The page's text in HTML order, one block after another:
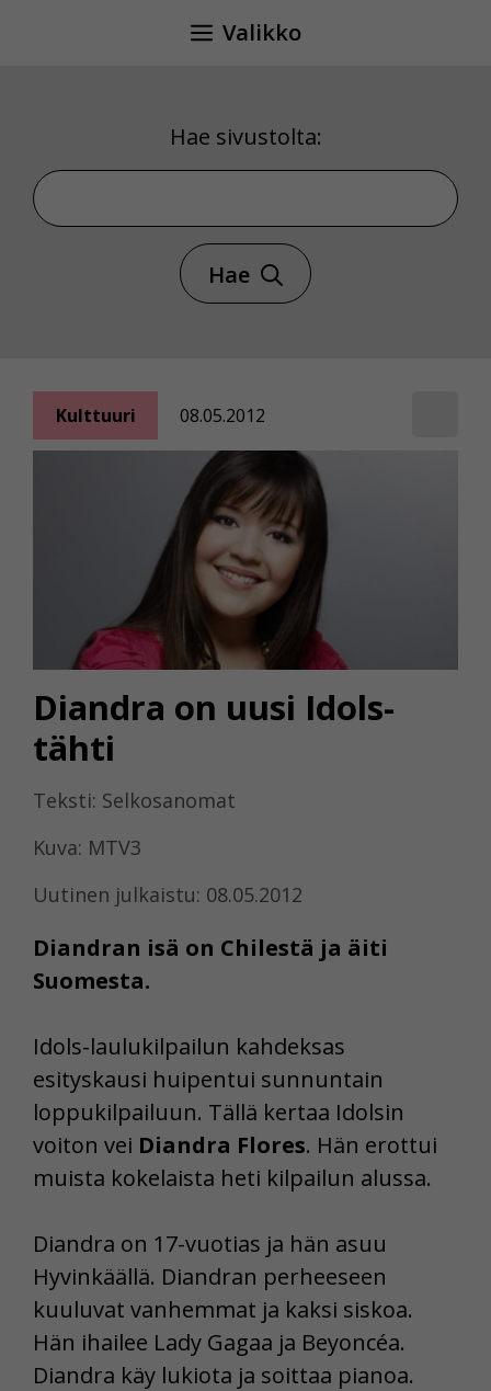
Valikko
Hae sivustolta:
Hae sivustolta
Hae
Kulttuuri 08.05.2012
Diandra on uusi Idols-
tähti
Teksti: Selkosanomat
Kuva: MTV3
Uutinen julkaistu: 08.05.2012
Diandran isä on Chilestä ja äiti
Suomesta.
Idols-laulukilpailun kahdeksas
esityskausi huipentui sunnuntain
loppukilpailuun. Tällä kertaa Idolsin
voiton vei Diandra Flores. Hän erottui
muista kokelaista heti kilpailun alussa.
Diandra on 17-vuotias ja hän asuu
Hyvinkäällä. Diandran perheeseen
kuuluvat vanhemmat ja kaksi siskoa.
Hän ihailee Lady Gagaa ja Beyoncéa.
Diandra käy lukiota ja soittaa pianoa.